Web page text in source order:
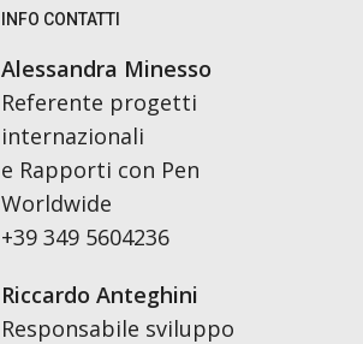
INFO CONTATTI
Alessandra Minesso
Referente progetti
internazionali
e Rapporti con Pen
Worldwide
+39 349 5604236
Riccardo Anteghini
Responsabile sviluppo